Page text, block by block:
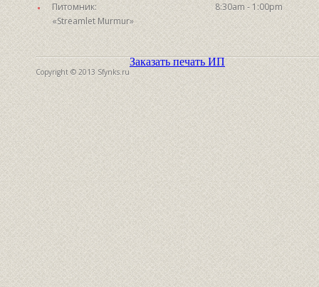
Питомник:
«Streamlet Murmur»
8:30am - 1:00pm
Copyright © 2013 Sfynks.ru
Заказать печать ИП